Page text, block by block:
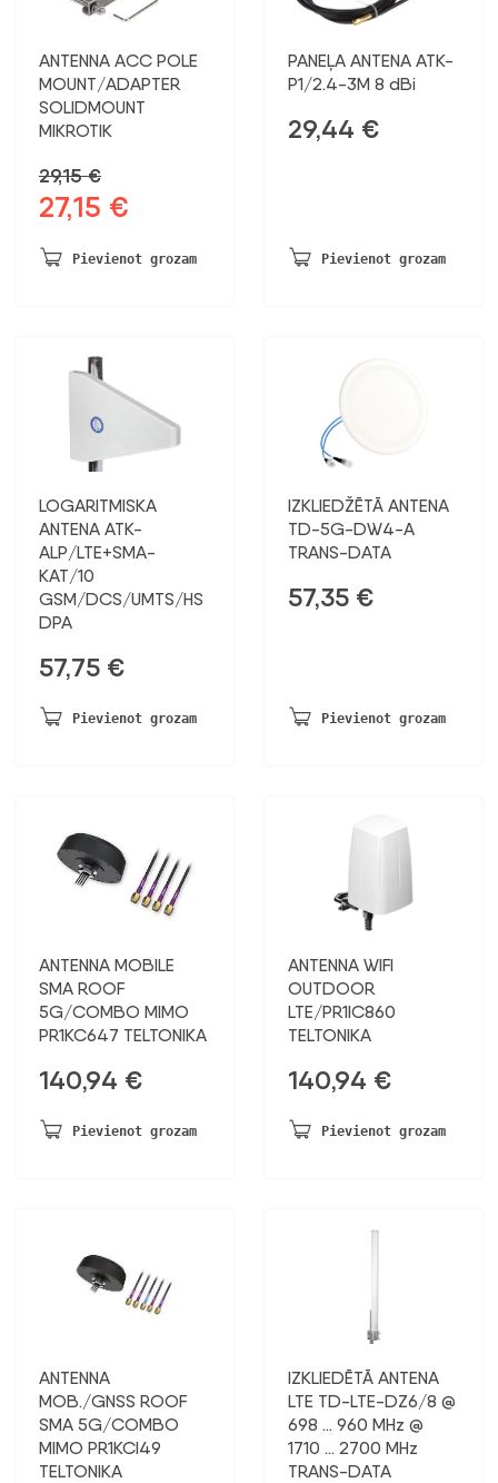
ANTENNA ACC POLE
MOUNT/ADAPTER
SOLIDMOUNT
MIKROTIK
29,15€
Sākotnējā
bija:
27,15 €
ir:
Pievienot grozam
PANEĻA ANTENA ATK-
P1/2.4-3M 8 dBi
29,44 €
Pievienot grozam
LOGARITMISKA
ANTENA ATK-
ALP/LTE+SMA-
KAT/10
GSM/DCS/UMTS/HS
DPA
57,75 €
Pievienot grozam
IZKLIEDŽĒTĀ ANTENA
TD-5G-DW4-A
TRANS-DATA
57,35 €
Pievienot grozam
ANTENNA MOBILE
SMA ROOF
5G/COMBO MIMO
PR1KC647 TELTONIKA
140,94 €
Pievienot grozam
ANTENNA WIFI
OUTDOOR
LTE/PR1IC860
TELTONIKA
140,94 €
Pievienot grozam
ANTENNA
MOB./GNSS ROOF
SMA 5G/COMBO
MIMO PR1KCI49
TELTONIKA
IZKLIEDĒTĀ ANTENA
LTE TD-LTE-DZ6/8 @
698 … 960 MHz @
1710 … 2700 MHz
TRANS-DATA